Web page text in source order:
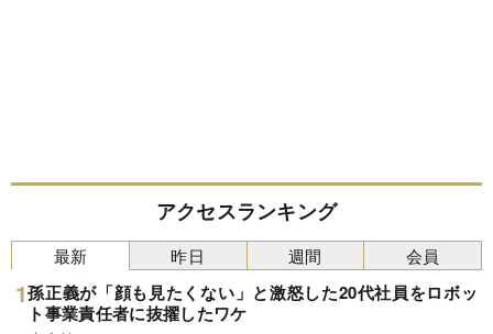
アクセスランキング
最新
孫正義が「顔も見たくない」と激怒した20代社員をロボッ
ト事業責任者に抜擢したワケ
昨日 週間 会員